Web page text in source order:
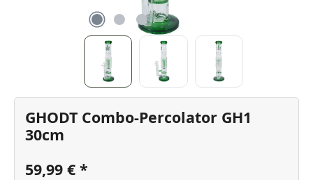
GHODT Combo-Percolator GH1
30cm
59,99 €